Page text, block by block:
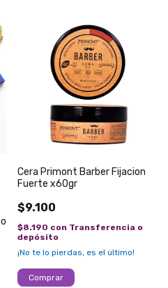
Cera Primont Barber Fijacion
Fuerte x60gr
$9.100
$8.190 con Transferencia o
depósito
¡No te lo pierdas, es el último!